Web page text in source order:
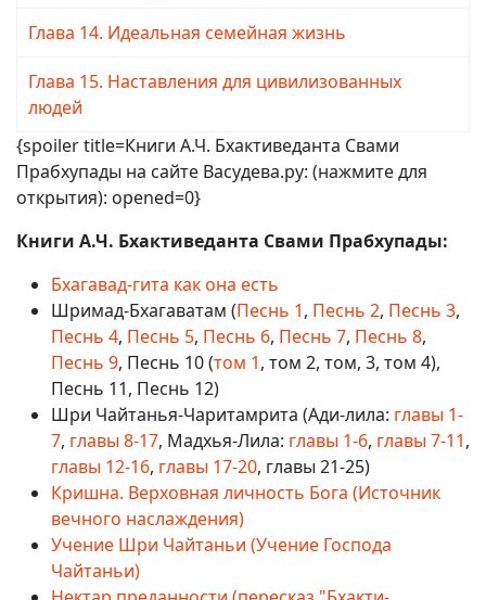
Глава 14. Идеальная семейная жизнь
Глава 15. Наставления для цивилизованных
людей
{spoiler title=Книги А.Ч. Бхактиведанта Свами
Прабхупады на сайте Васудева.ру: (нажмите для
открытия): opened=0}
Книги А.Ч. Бхактиведанта Свами Прабхупады:
Бхагавад-гита как она есть
Шримад-Бхагаватам (Песнь 1, Песнь 2, Песнь 3,
Песнь 4, Песнь 5, Песнь 6, Песнь 7, Песнь 8,
Песнь 9, Песнь 10 (том 1, том 2, том, 3, том 4),
Песнь 11, Песнь 12)
Шри Чайтанья-Чаритамрита (Ади-лила: главы 1-
7, главы 8-17, Мадхья-Лила: главы 1-6, главы 7-11,
главы 12-16, главы 17-20, главы 21-25)
Кришна. Верховная личность Бога (Источник
вечного наслаждения)
Учение Шри Чайтаньи (Учение Господа
Чайтаньи)